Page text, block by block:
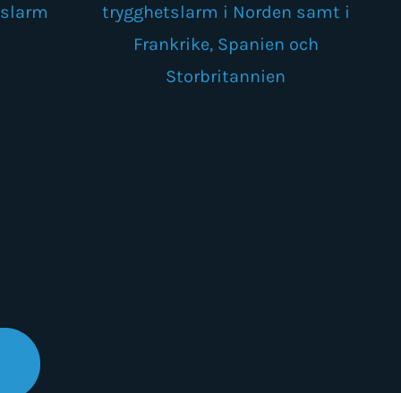
trygghetslarm i Norden samt i
Frankrike, Spanien och
Storbritannien